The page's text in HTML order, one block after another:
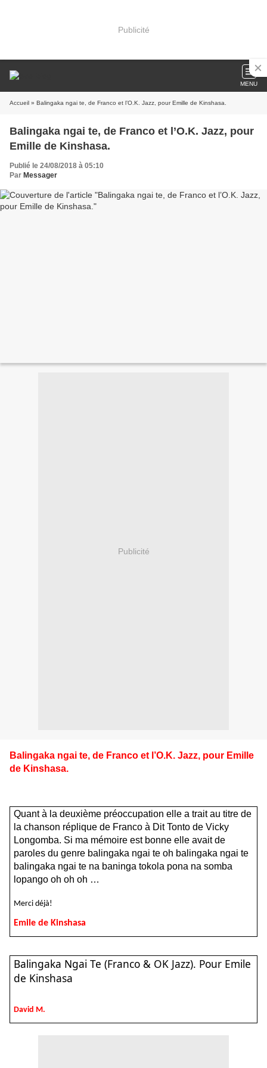
Publicité
MENU
Accueil » Balingaka ngai te, de Franco et l’O.K. Jazz, pour Emille de Kinshasa.
Balingaka ngai te, de Franco et l’O.K. Jazz, pour
Emille de Kinshasa.
Publié le 24/08/2018 à 05:10
Par Messager
Publicité
Balingaka ngai te, de Franco et l’O.K. Jazz, pour Emille
de Kinshasa.
Quant à la deuxième préoccupation elle a trait au titre de
la chanson réplique de Franco à Dit Tonto de Vicky
Longomba. Si ma mémoire est bonne elle avait de
paroles du genre balingaka ngai te oh balingaka ngai te
balingaka ngai te na baninga tokola pona na somba
lopango oh oh oh …
Merci déjà!
Emile de Kinshasa
Balingaka Ngai Te (Franco & OK Jazz). Pour Emile
de Kinshasa
David M.